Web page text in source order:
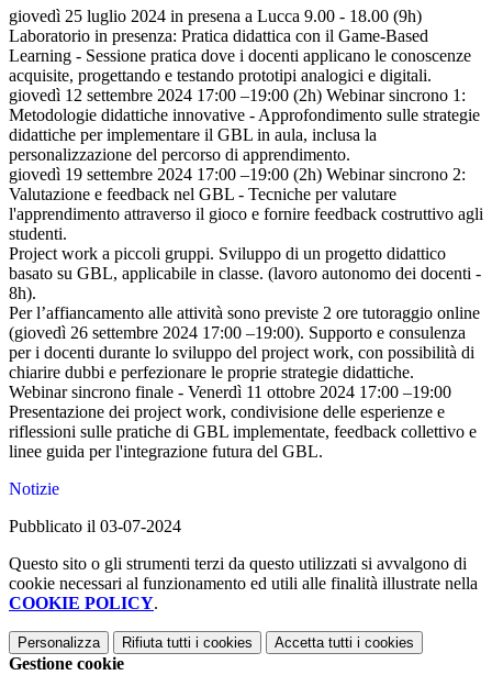
giovedì 25 luglio 2024 in presena a Lucca 9.00 - 18.00 (9h)
Laboratorio in presenza: Pratica didattica con il Game-Based
Learning - Sessione pratica dove i docenti applicano le conoscenze
acquisite, progettando e testando prototipi analogici e digitali.
giovedì 12 settembre 2024 17:00 –19:00 (2h) Webinar sincrono 1:
Metodologie didattiche innovative - Approfondimento sulle strategie
didattiche per implementare il GBL in aula, inclusa la
personalizzazione del percorso di apprendimento.
giovedì 19 settembre 2024 17:00 –19:00 (2h) Webinar sincrono 2:
Valutazione e feedback nel GBL - Tecniche per valutare
l'apprendimento attraverso il gioco e fornire feedback costruttivo agli
studenti.
Project work a piccoli gruppi. Sviluppo di un progetto didattico
basato su GBL, applicabile in classe. (lavoro autonomo dei docenti -
8h).
Per l’affiancamento alle attività sono previste 2 ore tutoraggio online
(giovedì 26 settembre 2024 17:00 –19:00). Supporto e consulenza
per i docenti durante lo sviluppo del project work, con possibilità di
chiarire dubbi e perfezionare le proprie strategie didattiche.
Webinar sincrono finale - Venerdì 11 ottobre 2024 17:00 –19:00
Presentazione dei project work, condivisione delle esperienze e
riflessioni sulle pratiche di GBL implementate, feedback collettivo e
linee guida per l'integrazione futura del GBL.
Notizie
Pubblicato il 03-07-2024
Questo sito o gli strumenti terzi da questo utilizzati si avvalgono di
cookie necessari al funzionamento ed utili alle finalità illustrate nella
COOKIE POLICY.
Personalizza Rifiuta tutti i cookies Accetta tutti i cookies
Gestione cookie